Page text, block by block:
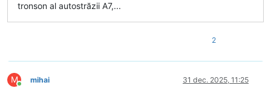
tronson al autostrăzii A7,...
2
M
Conectat
mihai 31 dec. 2025, 11:25